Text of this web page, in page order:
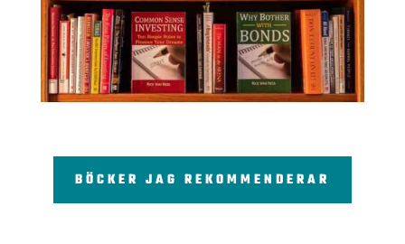
BÖCKER JAG REKOMMENDERAR